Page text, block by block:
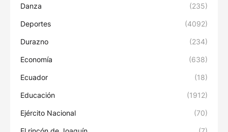
Danza (235)
Deportes (4092)
Durazno (234)
Economía (638)
Ecuador (18)
Educación (1912)
Ejército Nacional (70)